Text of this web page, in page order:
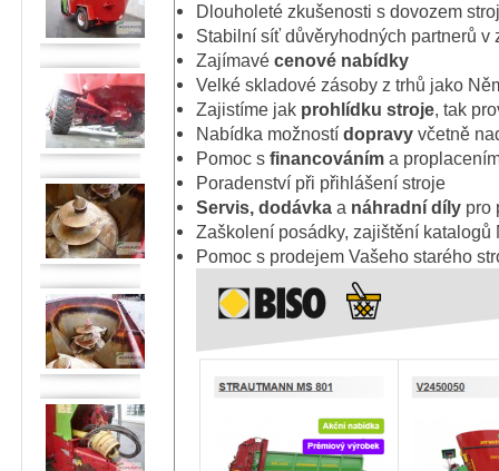
Dlouholeté zkušenosti s dovozem
Stabilní síť důvěryhodných partnerů v
Zajímavé cenové nabídky
Velké skladové zásoby z trhů jako
Zajistíme jak prohlídku stroje, tak
Nabídka možnostídopravy včetně
Pomoc s financováním a
Poradenství při přihlášení stroje
Servis, dodávka a náhradní díly pro
Zaškolení posádky, zajištění katalogů
Pomoc s prodejem Vašeho starého